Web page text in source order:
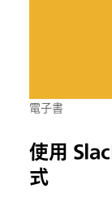
電子書
使用
式